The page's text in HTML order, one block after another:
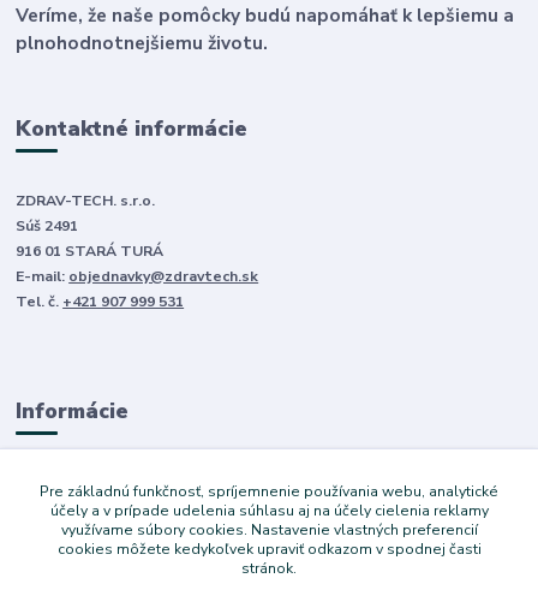
Veríme, že naše pomôcky budú napomáhať k lepšiemu a
plnohodnotnejšiemu životu.
Kontaktné informácie
ZDRAV-TECH. s.r.o.
Súš 2491
916 01 STARÁ TURÁ
E-mail: objednavky@zdravtech.sk
Tel. č. +421 907 999 531
Informácie
O nás
Obchodné podmienky
Ochrana súkromia
Služby
Pre základnú funkčnosť, spríjemnenie používania webu, analytické
účely a v prípade udelenia súhlasu aj na účely cielenia reklamy
využívame súbory cookies. Nastavenie vlastných preferencií
cookies môžete kedykoľvek upraviť odkazom v spodnej časti
stránok.